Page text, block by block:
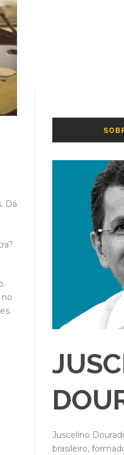
Dá
no
Juscelino
brasileiro,